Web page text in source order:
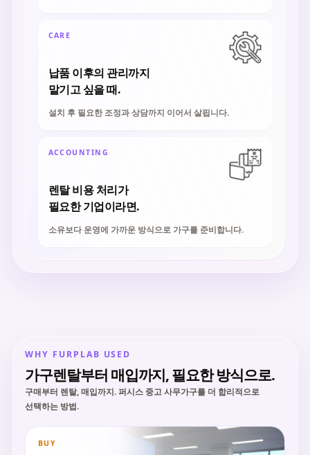
WHY FURPLAB USED
가구렌탈부터 매입까지, 필요한 방식으로.
구매부터 렌탈, 매입까지. 퍼시스 중고 사무가구를 더 합리적으로
선택하는 방법.
BUY
CARE
납품 이후의 관리까지
맡기고 싶을 때.
설치 후 필요한 조정과 상담까지 이어서 살핍니다.
ACCOUNTING
렌탈 비용 처리가
필요한 기업이라면.
소유보다 운영에 가까운 방식으로 가구를 준비합니다.